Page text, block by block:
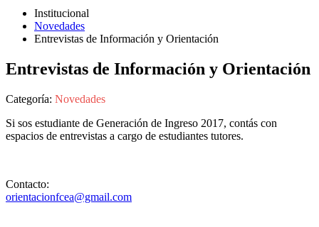
Institucional
Novedades
Entrevistas de Información y Orientación
Entrevistas de Información y Orientación
Categoría: Novedades
Si sos estudiante de Generación de Ingreso 2017, contás con
espacios de entrevistas a cargo de estudiantes tutores.
Contacto:
orientacionfcea@gmail.com